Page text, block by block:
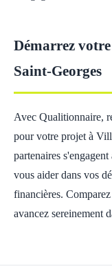
Démarrez
Saint-Georges
Avec Qualitionnaire,
pour votre projet à
partenaires
vous aider dans vos
financières.
avancez sereinement